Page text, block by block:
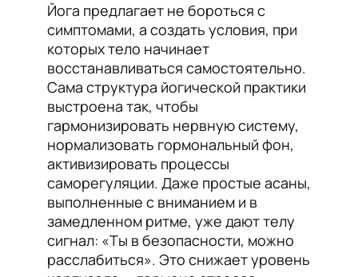
Йога предлагает не бороться с
симптомами, а создать условия, при
которых тело начинает
восстанавливаться самостоятельно.
Сама структура йогической практики
выстроена так, чтобы
гармонизировать нервную систему,
нормализовать гормональный фон,
активизировать процессы
саморегуляции. Даже простые асаны,
выполненные с вниманием и в
замедленном ритме, уже дают телу
сигнал: «Ты в безопасности, можно
расслабиться». Это снижает уровень